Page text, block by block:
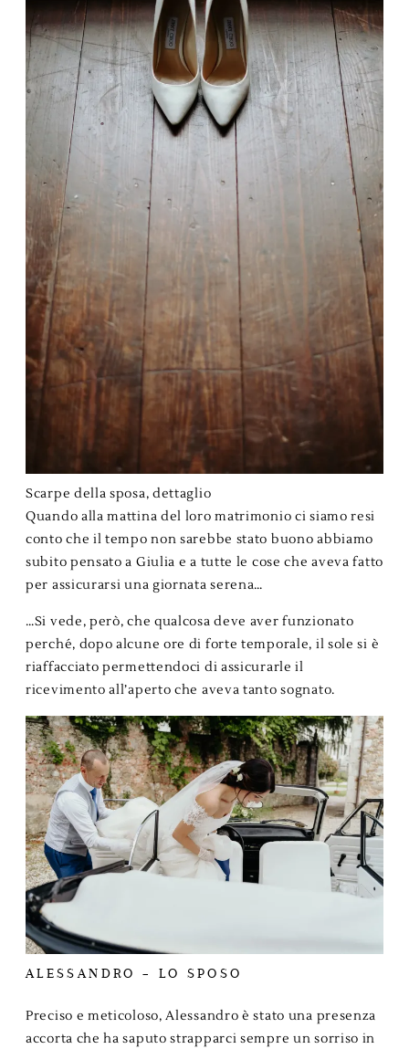
Scarpe della sposa, dettaglio
Quando alla mattina del loro matrimonio ci siamo resi
conto che il tempo non sarebbe stato buono abbiamo
subito pensato a Giulia e a tutte le cose che aveva fatto
per assicurarsi una giornata serena…
…Si vede, però, che qualcosa deve aver funzionato
perché, dopo alcune ore di forte temporale, il sole si è
riaffacciato permettendoci di assicurarle il
ricevimento all’aperto che aveva tanto sognato.
ALESSANDRO – LO SPOSO
Preciso e meticoloso, Alessandro è stato una presenza
accorta che ha saputo strapparci sempre un sorriso in